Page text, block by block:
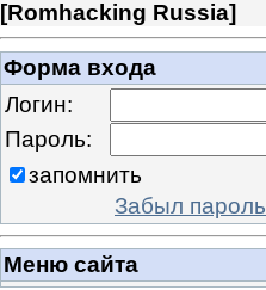
[Romhacking Russia]
Форма входа
Логин:
Пароль:
запомнить
Забыл пароль
Меню сайта